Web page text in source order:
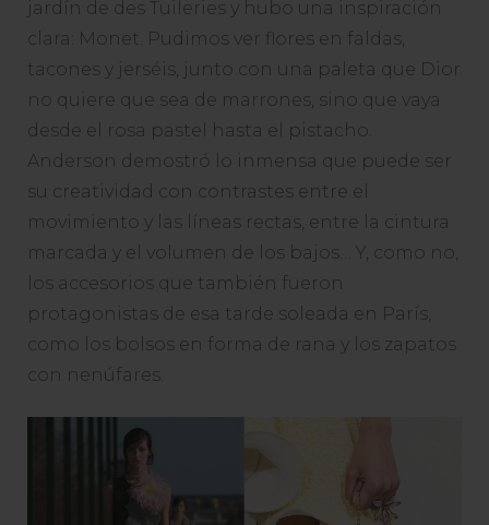
jardín de des Tuileries y hubo una inspiración
clara: Monet. Pudimos ver flores en faldas,
tacones y jerséis, junto con una paleta que Dior
no quiere que sea de marrones, sino que vaya
desde el rosa pastel hasta el pistacho.
Anderson demostró lo inmensa que puede ser
su creatividad con contrastes entre el
movimiento y las líneas rectas, entre la cintura
marcada y el volumen de los bajos… Y, como no,
los accesorios que también fueron
protagonistas de esa tarde soleada en París,
como los bolsos en forma de rana y los zapatos
con nenúfares.